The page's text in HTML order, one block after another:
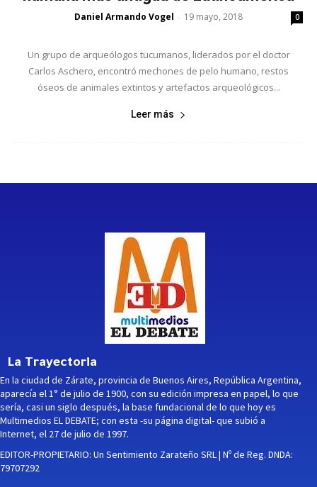
Daniel Armando Vogel - 19 mayo, 2018 0
Un grupo de arqueólogos tucumanos, liderados por el doctor
Carlos Aschero, encontró mechones de pelo humano, restos
óseos de animales extintos y artefactos arqueológicos...
Leer más
La Trayectoria
En la ciudad de Zárate, provincia de Buenos Aires, República Argentina,
aparecía el 1° de julio de 1900, con su edición impresa en papel, lo que
sería, casi un siglo después, la base fundacional de lo que hoy es
Multimedios EL DEBATE; con esta -su página digital- que subió a
Internet, el 27 de julio de 1997.
EDITOR-PROPIETARIO: Un Sentimiento Zarateño SRL | Nº de Reg. DNDA:
79707292